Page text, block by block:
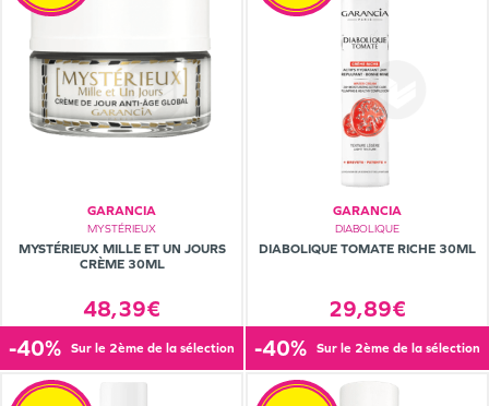
GARANCIA
MYSTÉRIEUX
MYSTÉRIEUX MILLE ET UN JOURS
CRÈME 30ML
48,39€
-40% sur le 2ème de la sélection
GARANCIA
DIABOLIQUE
DIABOLIQUE TOMATE RICHE 30ML
29,89€
-40% sur le 2ème de la sélection